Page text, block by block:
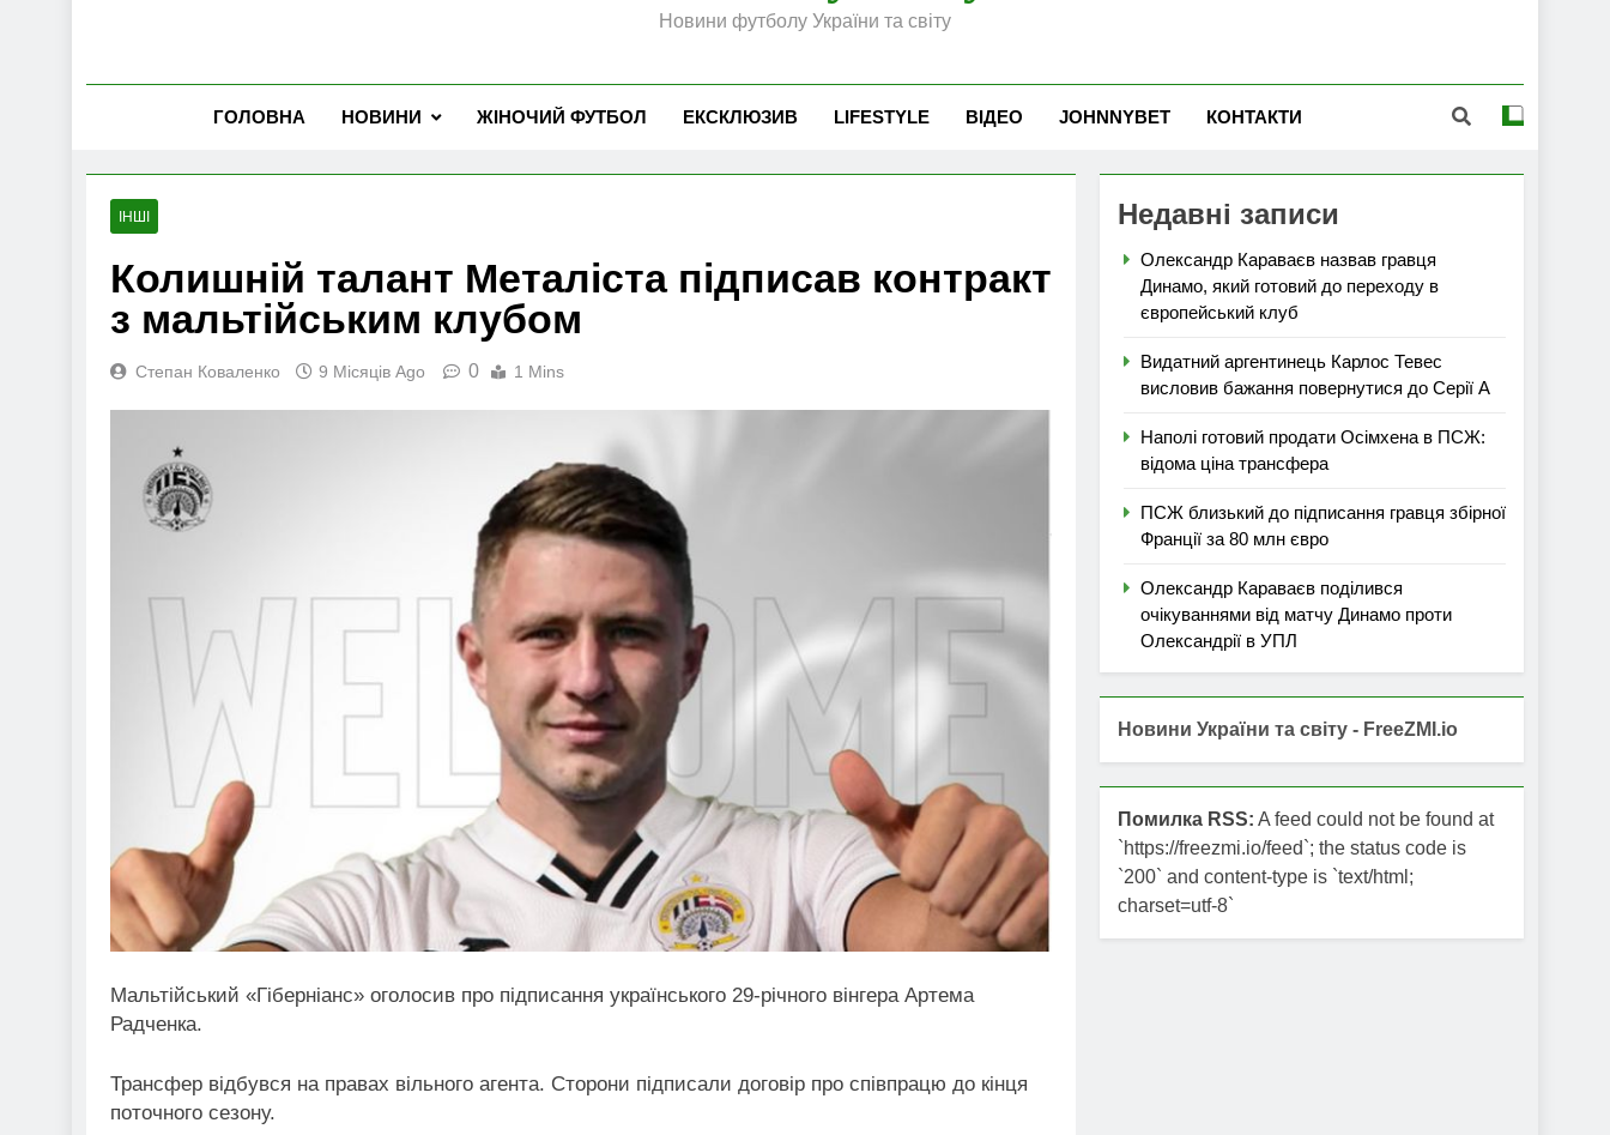
Новини футболу України та світу
ГОЛОВНА НОВИНИ ЖІНОЧИЙ ФУТБОЛ ЕКСКЛЮЗИВ LIFESTYLE ВІДЕО JOHNNYBET КОНТАКТИ
ІНШІ
Колишній талант Металіста підписав контракт
з мальтійським клубом
Степан Коваленко 9 Місяців Ago 0 1 Mins
Мальтійський «Гіберніанс» оголосив про підписання українського 29-річного вінгера Артема
Радченка.
Трансфер відбувся на правах вільного агента. Сторони підписали договір про співпрацю до кінця
поточного сезону.
Недавні записи
Олександр Караваєв назвав гравця
Динамо, який готовий до переходу в
європейський клуб
Видатний аргентинець Карлос Тевес
висловив бажання повернутися до Серії А
Наполі готовий продати Осімхена в ПСЖ:
відома ціна трансфера
ПСЖ близький до підписання гравця збірної
Франції за 80 млн євро
Олександр Караваєв поділився
очікуваннями від матчу Динамо проти
Олександрії в УПЛ
Новини України та світу - FreeZMI.io
Помилка RSS: A feed could not be found at
`https://freezmi.io/feed`; the status code is
`200` and content-type is `text/html;
charset=utf-8`